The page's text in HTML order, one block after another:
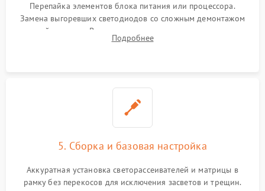
Перепайка элементов блока питания или процессора.
Замена выгоревших светодиодов со сложным демонтажом
хрупкой матрицы. Восстановление поврежденных дорожек,
прошивка микросхем памяти EEPROM
Подробнее
5. Сборка и базовая настройка
Аккуратная установка светорассеивателей и матрицы в
рамку без перекосов для исключения засветов и трещин.